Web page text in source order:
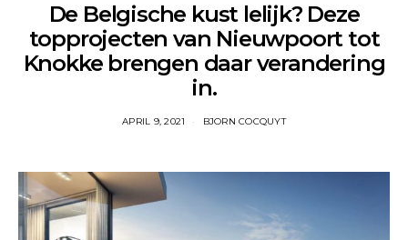
De Belgische kust lelijk? Deze
topprojecten van Nieuwpoort tot
Knokke brengen daar verandering
in.
APRIL 9, 2021 BJORN COCQUYT